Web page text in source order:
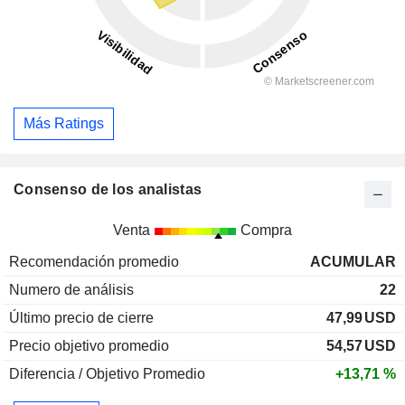
Más Ratings
Consenso de los analistas
Venta Compra
Recomendación promedio
ACUMULAR
Numero de análisis
22
Último precio de cierre
47,99USD
Precio objetivo promedio
54,57USD
Diferencia / Objetivo Promedio
+13,71 %